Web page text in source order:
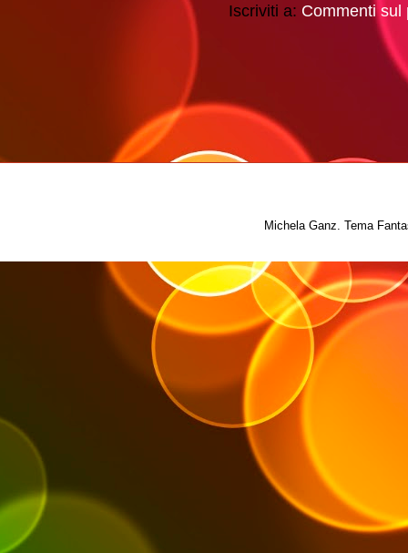
Iscriviti a: Commenti sul
Michela Ganz. Tema